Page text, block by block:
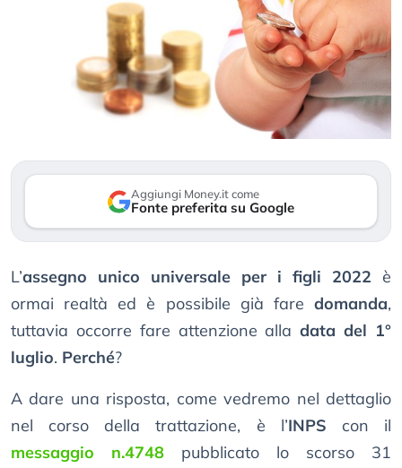
Aggiungi Money.it come
Fonte preferita su Google
L’assegno unico universale per i figli 2022 è
ormai realtà ed è possibile già fare domanda,
tuttavia occorre fare attenzione alladata del 1°
luglio. Perché?
A dare una risposta, come vedremo nel dettaglio
nel corso della trattazione, è l’INPS con il
messaggio n.4748 pubblicato lo scorso 31